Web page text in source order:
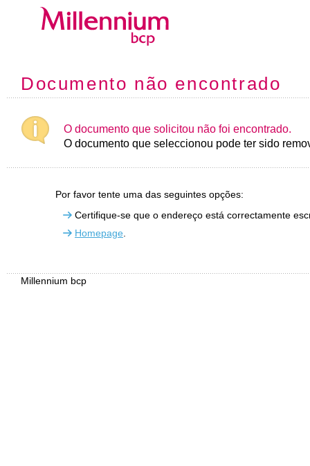
Documento não encontrado
O documento que solicitou não foi encontrado.
O documento que seleccionou pode ter sido
Por favor tente uma das seguintes opções:
Certifique-se que o endereço está correctamente
Homepage
Millennium bcp